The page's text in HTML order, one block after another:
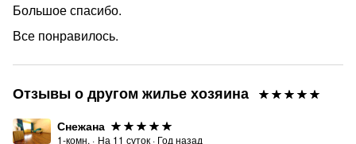
Большое спасибо.
Все понравилось.
Отзывы о другом жилье хозяина
Снежана
1-комн. · На 11 суток · Год назад